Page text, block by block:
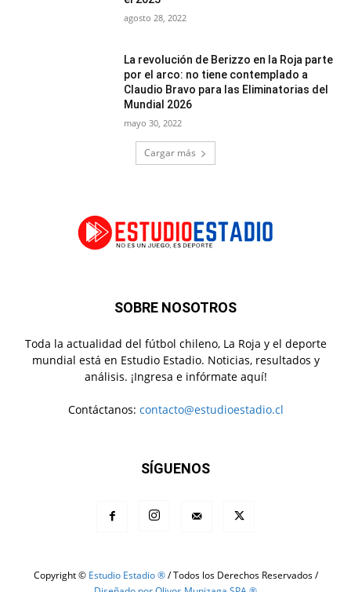
agosto 28, 2022
La revolución de Berizzo en la Roja parte
por el arco: no tiene contemplado a
Claudio Bravo para las Eliminatorias del
Mundial 2026
mayo 30, 2022
Cargar más
SOBRE NOSOTROS
Toda la actualidad del fútbol chileno, La Roja y el deporte
mundial está en Estudio Estadio. Noticias, resultados y
análisis. ¡Ingresa e infórmate aquí!
Contáctanos: contacto@estudioestadio.cl
SÍGUENOS
Copyright © Estudio Estadio ®/ Todos los Derechos Reservados /